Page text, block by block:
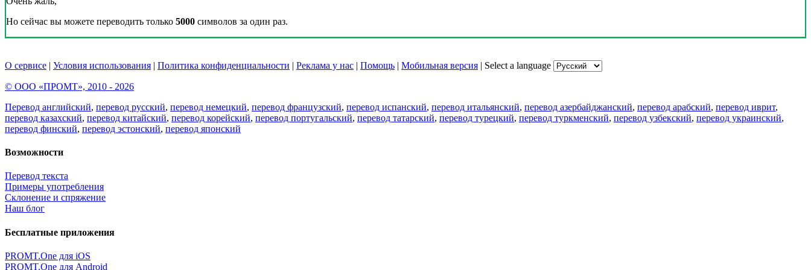
Но сейчас вы можете переводить только 5000 символов за один раз.
О сервисе | Условия использования | Политика конфиденциальности | Реклама у нас | Помощь | Мобильная версия | Select a language
© ООО «ПРОМТ», 2010 - 2026
Перевод английский, перевод русский, перевод немецкий, перевод французский, перевод испанский, перевод итальянский, перевод азербайджанский, перевод арабский, перевод иврит,
перевод казахский, перевод китайский, перевод корейский, перевод португальский, перевод татарский, перевод турецкий, перевод туркменский, перевод узбекский, перевод украинский,
перевод финский, перевод эстонский, перевод японский
Возможности
Перевод текста
Примеры употребления
Склонение и спряжение
Наш блог
Бесплатные приложения
PROMT.One для iOS
PROMT.One для Android